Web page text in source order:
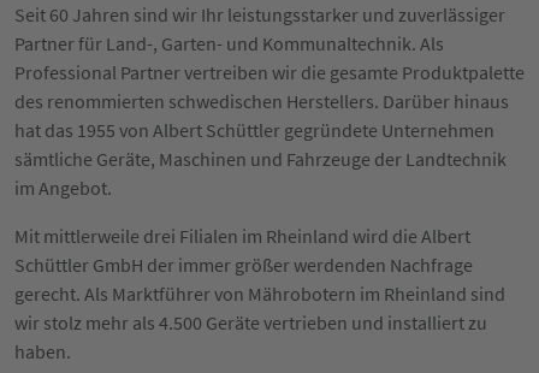
Seit 60 Jahren sind wir Ihr leistungsstarker und zuverlässiger
Partner für Land-, Garten- und Kommunaltechnik. Als
Professional Partner vertreiben wir die gesamte Produktpalette
des renommierten schwedischen Herstellers. Darüber hinaus
hat das 1955 von Albert Schüttler gegründete Unternehmen
sämtliche Geräte, Maschinen und Fahrzeuge der Landtechnik
im Angebot.
Mit mittlerweile drei Filialen im Rheinland wird die Albert
Schüttler GmbH der immer größer werdenden Nachfrage
gerecht. Als Marktführer von Mährobotern im Rheinland sind
wir stolz mehr als 4.500 Geräte vertrieben und installiert zu
haben.